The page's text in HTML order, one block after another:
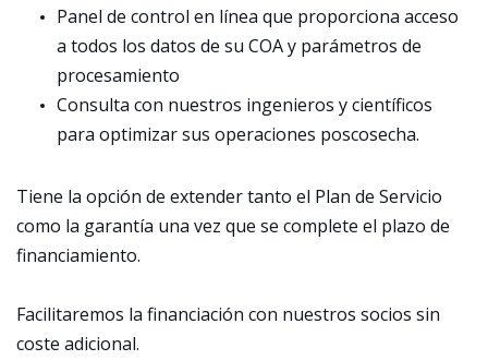
Panel de control en línea que proporciona acceso
a todos los datos de su COA y parámetros de
procesamiento
Consulta con nuestros ingenieros y científicos
para optimizar sus operaciones poscosecha.
Tiene la opción de extender tanto el Plan de Servicio
como la garantía una vez que se complete el plazo de
financiamiento.
Facilitaremos la financiación con nuestros socios sin
coste adicional.